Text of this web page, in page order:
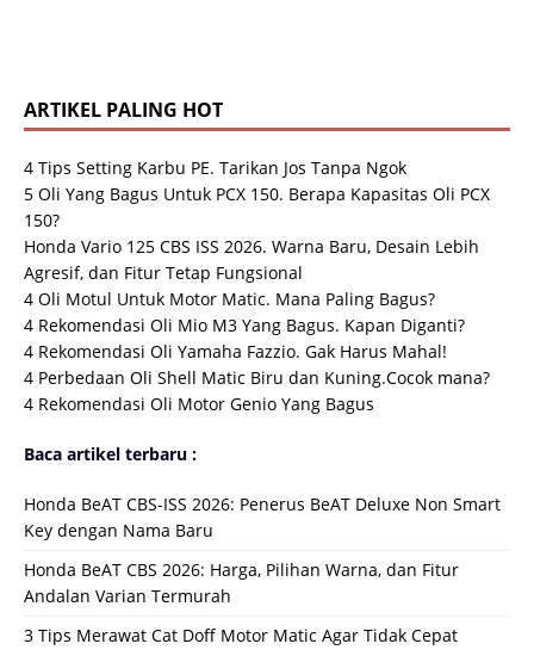
ARTIKEL PALING HOT
4 Tips Setting Karbu PE. Tarikan Jos Tanpa Ngok
5 Oli Yang Bagus Untuk PCX 150. Berapa Kapasitas Oli PCX
150?
Honda Vario 125 CBS ISS 2026. Warna Baru, Desain Lebih
Agresif, dan Fitur Tetap Fungsional
4 Oli Motul Untuk Motor Matic. Mana Paling Bagus?
4 Rekomendasi Oli Mio M3 Yang Bagus. Kapan Diganti?
4 Rekomendasi Oli Yamaha Fazzio. Gak Harus Mahal!
4 Perbedaan Oli Shell Matic Biru dan Kuning.Cocok mana?
4 Rekomendasi Oli Motor Genio Yang Bagus
Baca artikel terbaru :
Honda BeAT CBS-ISS 2026: Penerus BeAT Deluxe Non Smart
Key dengan Nama Baru
Honda BeAT CBS 2026: Harga, Pilihan Warna, dan Fitur
Andalan Varian Termurah
3 Tips Merawat Cat Doff Motor Matic Agar Tidak Cepat